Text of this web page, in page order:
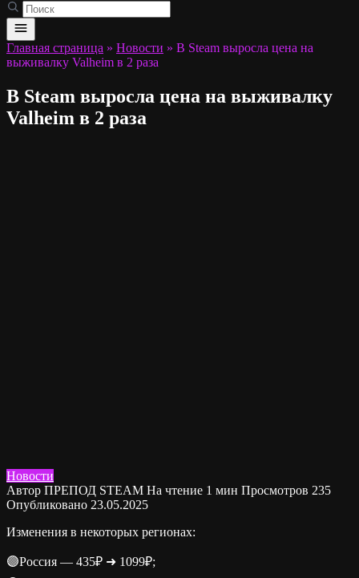
Главная страница » Новости » В Steam выросла цена на
выживалку Valheim в 2 раза
В Steam выросла цена на выживалку
Valheim в 2 раза
Новости
Автор ПРЕПОД STEAM На чтение 1 мин Просмотров 235
Опубликовано 23.05.2025
Изменения в некоторых регионах:
🟣Россия — 435₽ ➜ 1099₽;